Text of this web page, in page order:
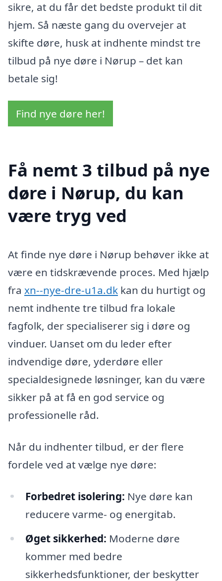
sikre, at du får det bedste produkt til dit
hjem. Så næste gang du overvejer at
skifte døre, husk at indhente mindst tre
tilbud på nye døre i Nørup – det kan
betale sig!
Find nye døre her!
Få nemt 3 tilbud på nye
døre i Nørup, du kan
være tryg ved
At finde nye døre i Nørup behøver ikke at
være en tidskrævende proces. Med hjælp
fra xn--nye-dre-u1a.dk kan du hurtigt og
nemt indhente tre tilbud fra lokale
fagfolk, der specialiserer sig i døre og
vinduer. Uanset om du leder efter
indvendige døre, yderdøre eller
specialdesignede løsninger, kan du være
sikker på at få en god service og
professionelle råd.
Når du indhenter tilbud, er der flere
fordele ved at vælge nye døre:
Forbedret isolering: Nye døre kan
reducere varme- og energitab.
Øget sikkerhed: Moderne døre
kommer med bedre
sikkerhedsfunktioner, der beskytter